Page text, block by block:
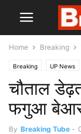
Home Breaking
Breaking UP News
चौताल
फगुआ
By Breaking Tube -